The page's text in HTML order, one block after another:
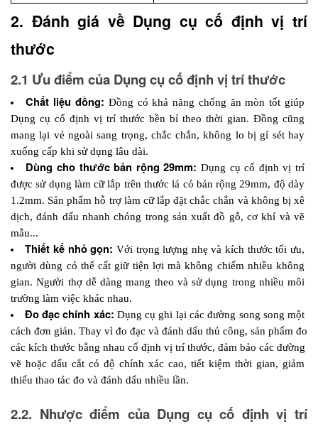
2. Đánh giá về Dụng cụ cố định vị trí
thước
2.1 Ưu điểm của Dụng cụ cố định vị trí thước
Chất liệu đồng: Đồng có khả năng chống ăn mòn tốt giúp
Dụng cụ cố định vị trí thước bền bỉ theo thời gian. Đồng cũng
mang lại vẻ ngoài sang trọng, chắc chắn, không lo bị gỉ sét hay
xuống cấp khi sử dụng lâu dài.
Dùng cho thước bản rộng 29mm: Dụng cụ cố định vị trí
được sử dụng làm cữ lắp trên thước lá có bản rộng 29mm, độ dày
1.2mm. Sản phẩm hỗ trợ làm cữ lắp đặt chắc chắn và không bị xê
dịch, đánh dấu nhanh chóng trong sản xuất đồ gỗ, cơ khí và vẽ
mẫu...
Thiết kế nhỏ gọn: Với trọng lượng nhẹ và kích thước tối ưu,
người dùng có thể cất giữ tiện lợi mà không chiếm nhiều không
gian. Người thợ dễ dàng mang theo và sử dụng trong nhiều môi
trường làm việc khác nhau.
Đo đạc chính xác: Dụng cụ ghi lại các đường song song một
cách đơn giản. Thay vì đo đạc và đánh dấu thủ công, sản phẩm đo
các kích thước bằng nhau cố định vị trí thước, đảm bảo các đường
vẽ hoặc dấu cắt có độ chính xác cao, tiết kiệm thời gian, giảm
thiểu thao tác đo và đánh dấu nhiều lần.
2.2. Nhược điểm của Dụng cụ cố định vị trí